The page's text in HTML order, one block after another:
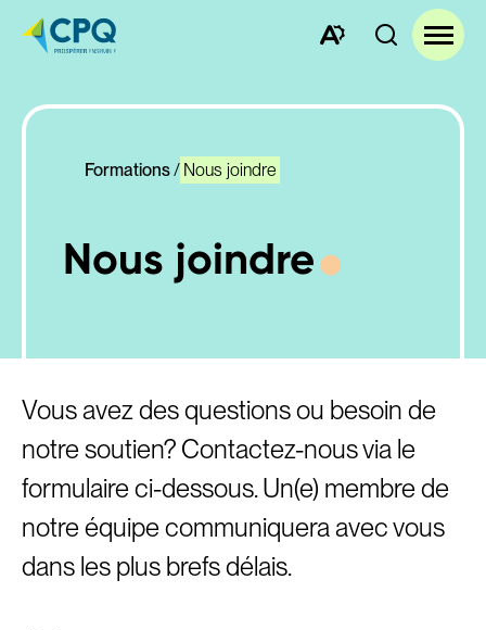
Ouvrez
d'accessibilité.
Ouvrir
la
site
Formations Nous joindre
Nous joindre
Vous avez des questions ou besoin de
notre soutien? Contactez-nous via le
formulaire ci-dessous. Un(e) membre de
notre équipe communiquera avec vous
dans les plus brefs délais.